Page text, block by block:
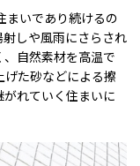
まいであり続けるの
しや風雨にさらされ
自然素材を高温で
た砂などによる擦
れていく住まいに